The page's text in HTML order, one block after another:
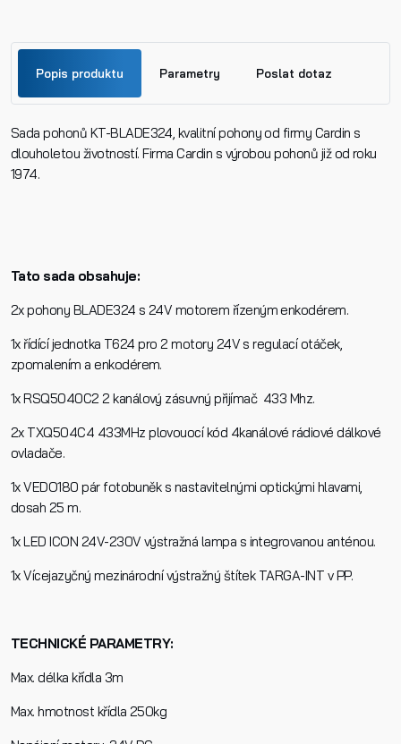
Popis produktu Parametry Poslat dotaz
Sada pohonů KT-BLADE324, kvalitní pohony od firmy Cardin s
dlouholetou životností. Firma Cardin s výrobou pohonů již od roku
1974.
Tato sada obsahuje:
2x pohony BLADE324 s 24V motorem řízeným enkodérem.
1x řídící jednotka T624 pro 2 motory 24V s regulací otáček,
zpomalením a enkodérem.
1x RSQ5040C2 2 kanálový zásuvný přijímač 433 Mhz.
2x TXQ504C4 433MHz plovouocí kód 4kanálové rádiové dálkové
ovladače.
1x VEDO180 pár fotobuněk s nastavitelnými optickými hlavami,
dosah 25 m.
1x LED ICON 24V-230V výstražná lampa s integrovanou anténou.
1x Vícejazyčný mezinárodní výstražný štítek TARGA-INT v PP.
TECHNICKÉ PARAMETRY:
Max. délka křídla 3m
Max. hmotnost křídla 250kg
Jméno
Telefon
E-mail
Dotaz k produktu
Přečetl/a jsem si a jsem srozuměn/a seZásadami
Odeslat